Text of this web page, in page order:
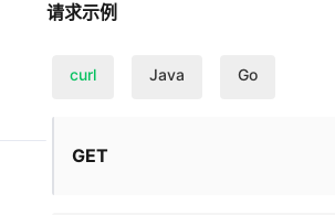
请求示例
curl Java Go
GET